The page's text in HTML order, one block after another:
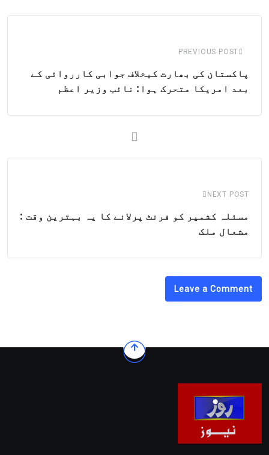
PREVIOUS POST
پاکستان کی بھارت کیخلاف جوابی کارروائی کے
بعد امریکا متحرک ہوا: نائب وزیر اعظم
NEXT POST
مسئلہ کشمیر کو فرنٹ پرلانے کا یہ بہترین وقت :
مشعال ملک
Leave a Comment